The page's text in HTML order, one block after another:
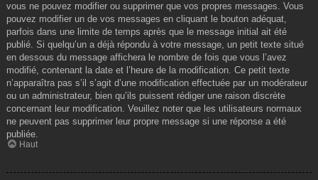
vous ne pouvez modifier ou supprimer que vos propres messages. Vous
pouvez modifier un de vos messages en cliquant le bouton adéquat,
parfois dans une limite de temps après que le message initial ait été
publié. Si quelqu’un a déjà répondu à votre message, un petit texte situé
en dessous du message affichera le nombre de fois que vous l’avez
modifié, contenant la date et l’heure de la modification. Ce petit texte
n’apparaîtra pas s’il s’agit d’une modification effectuée par un modérateur
ou un administrateur, bien qu’ils puissent rédiger une raison discrète
concernant leur modification. Veuillez noter que les utilisateurs normaux
ne peuvent pas supprimer leur propre message si une réponse a été
publiée.
Haut